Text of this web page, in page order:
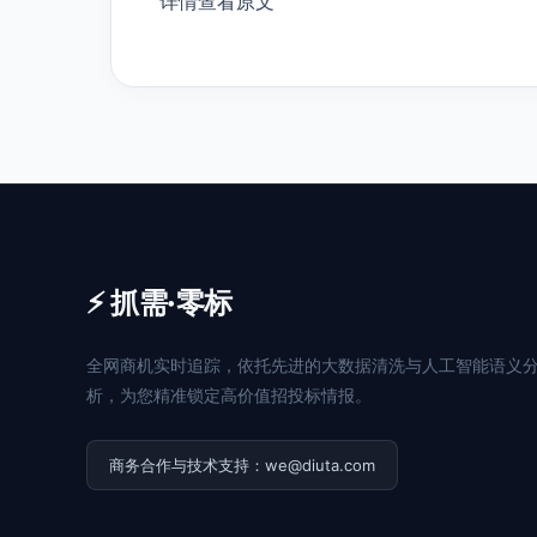
⚡ 抓需·零标
全网商机实时追踪，依托先进的大数据清洗与人工智能语义
析，为您精准锁定高价值招投标情报。
商务合作与技术支持：we@diuta.com